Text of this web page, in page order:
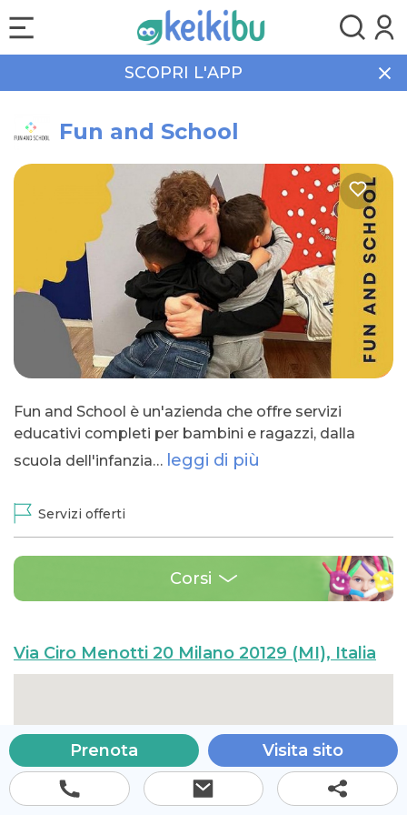
SCOPRI L'APP
Fun and School
Fun and School
Fun and School è un'azienda che offre servizi
educativi completi per bambini e ragazzi, dalla
scuola dell'infanzia… leggi di più
Servizi offerti
Corsi
Via Ciro Menotti 20 Milano 20129 (MI), Italia
Prenota Visita sito